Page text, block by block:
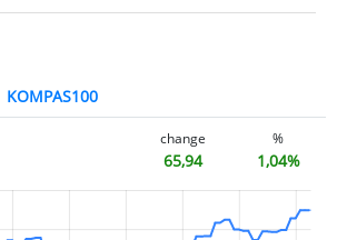
KOMPAS100
change
65,94
%
1,04%